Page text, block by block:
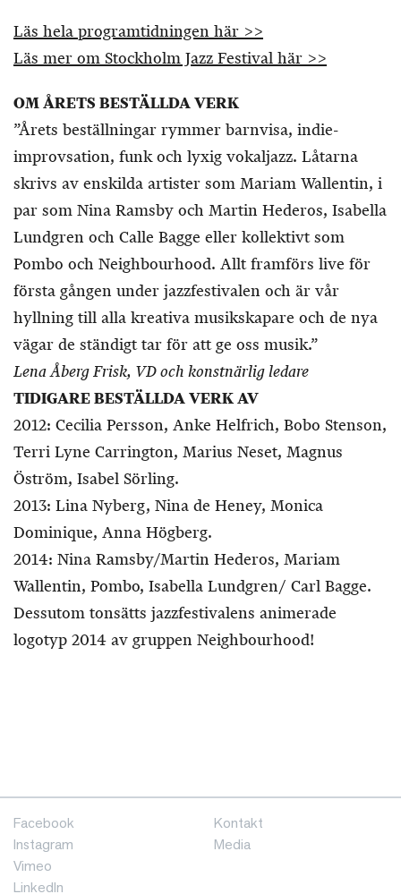
Läs hela programtidningen här >>
Läs mer om Stockholm Jazz Festival här >>
OM ÅRETS BESTÄLLDA VERK
”Årets beställningar rymmer barnvisa, indie-
improvsation, funk och lyxig vokaljazz. Låtarna
skrivs av enskilda artister som Mariam Wallentin, i
par som Nina Ramsby och Martin Hederos, Isabella
Lundgren och Calle Bagge eller kollektivt som
Pombo och Neighbourhood. Allt framförs live för
första gången under jazzfestivalen och är vår
hyllning till alla kreativa musikskapare och de nya
vägar de ständigt tar för att ge oss musik.”
Lena Åberg Frisk, VD och konstnärlig ledare
TIDIGARE BESTÄLLDA VERK AV
2012: Cecilia Persson, Anke Helfrich, Bobo Stenson,
Terri Lyne Carrington, Marius Neset, Magnus
Öström, Isabel Sörling.
2013: Lina Nyberg, Nina de Heney, Monica
Dominique, Anna Högberg.
2014: Nina Ramsby/Martin Hederos, Mariam
Wallentin, Pombo, Isabella Lundgren/ Carl Bagge.
Dessutom tonsätts jazzfestivalens animerade
logotyp 2014 av gruppen Neighbourhood!
Facebook
Instagram
Vimeo
LinkedIn
Kontakt
Media